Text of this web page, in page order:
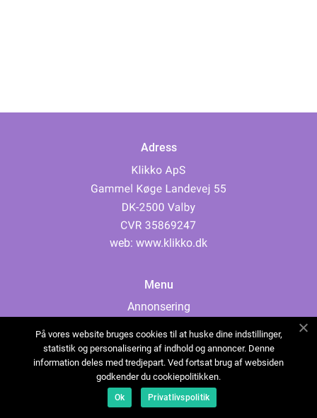
Adress
web: www.klikko.dk
Menu
Annonsering
Cookies
Kontakta oss
Sitemap
På vores website bruges cookies til at huske dine indstillinger,
statistik og personalisering af indhold og annoncer. Denne
information deles med tredjepart. Ved fortsat brug af websiden
godkender du cookiepolitikken.
Ok Privatlivspolitik